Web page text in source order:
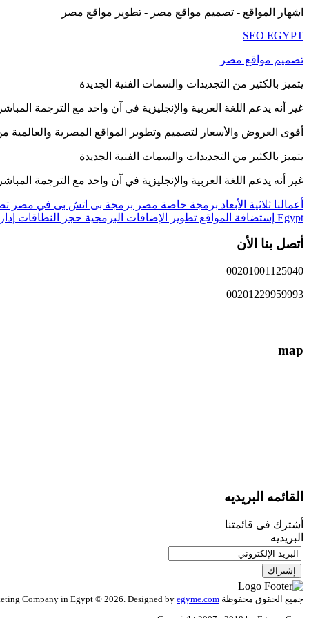
اشهار المواقع - تصميم مواقع مصر - تطوير مواقع مصر
SEO EGYPT
تصميم مواقع مصر
يتميز بالكثير من التجديدات والسمات الفنية الجديدة
غير أنه يدعم اللغة العربية والإنجليزية في آن واحد مع الترجمة
أقوى العروض والأسعار لتصميم وتطوير المواقع المصرية
يتميز بالكثير من التجديدات والسمات الفنية الجديدة
غير أنه يدعم اللغة العربية والإنجليزية في آن واحد مع الترجمة
أعمالنا ثلاثية الأبعاد برمجة خاصة مصر برمجة بى اتش بى في مصر
Egypt إستضافة المواقع تطوير الإضافات البرمجية حجز النطاقات
أتصل بنا الأن
00201001125040
00201229959993
map
القائمه البريديه
أشترك فى قائمتنا
البريديه
جميع الحقوق محفوظة Web Design Company in Egypt - Web Development Company in Egypt - Mobil Apps - Digital Marketing Company in Egypt © 2026. Designed by egyme.com